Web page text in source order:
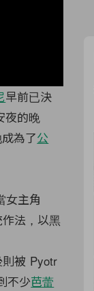
早前已決
夜的晚
為了公
女主角
法，以黑
被 Pyotr
不少芭蕾